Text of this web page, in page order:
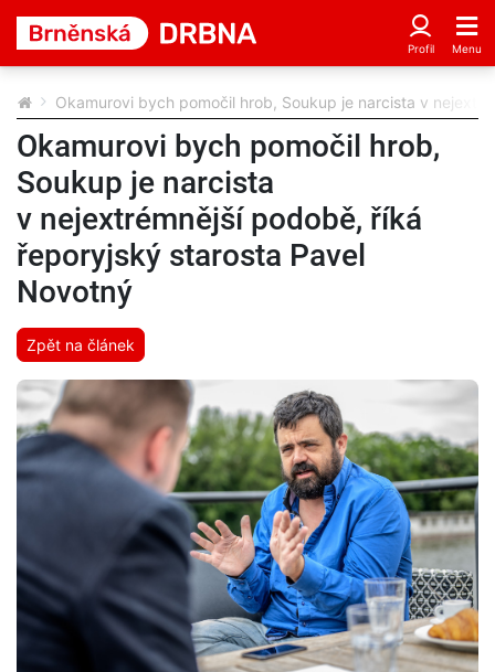
Okamurovi bych pomočil hrob, Soukup je narcista v
Okamurovi bych pomočil hrob,
Soukup je narcista
v nejextrémnější podobě, říká
řeporyjský starosta Pavel
Novotný
Zpět na článek